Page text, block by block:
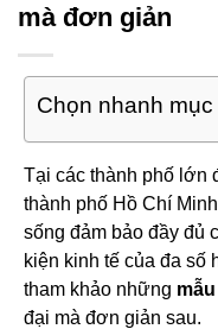
mà đơn giản
Chọn nhanh
Tại các thành phố lớn
thành phố Hồ Chí
sống đảm bảo đầy đủ
kiện kinh tế của đa số
tham khảo những
đại mà đơn giản sau.